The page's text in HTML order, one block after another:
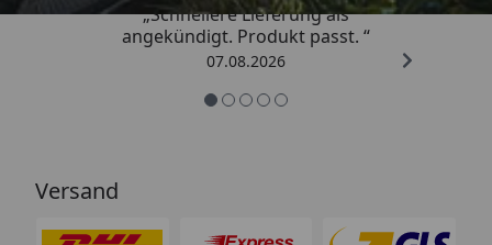
„Schnellere Lieferung als
angekündigt. Produkt passt. “
07.08.2026
Versand